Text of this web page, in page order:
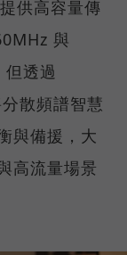
供高容量傳
與
透過
散頻譜智慧
與備援，大
高流量場景